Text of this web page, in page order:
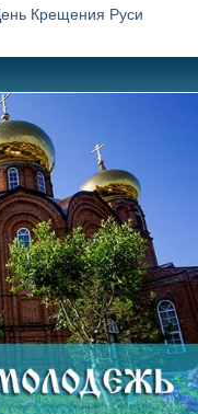
Крещения Руси